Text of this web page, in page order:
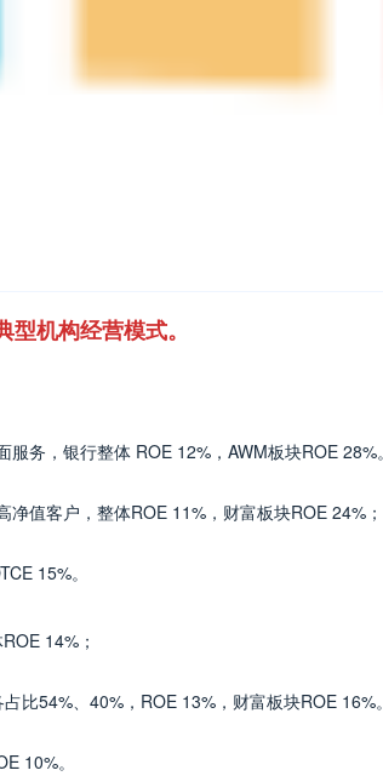
机构经营模式。
务，银行整体 ROE 12%，AWM板块ROE 28%。
值客户，整体ROE 11%，财富板块ROE 24%；
15%。
14%；
比54%、40%，ROE 13%，财富板块ROE 16%。
10%。